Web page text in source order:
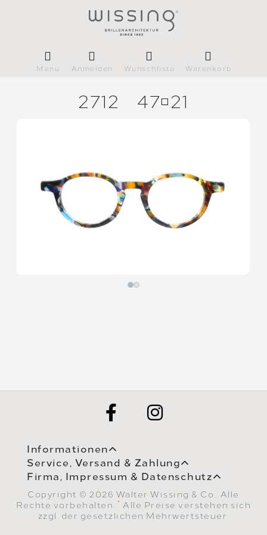
Menü Anmelden Wunschliste Warenkorb
2712 4721
Informationen
Service, Versand & Zahlung
Firma, Impressum & Datenschutz
Copyright © 2026 Walter Wissing & Co.. Alle
Rechte vorbehalten.
* Alle Preise verstehen sich
zzgl. der gesetzlichen Mehrwertsteuer.